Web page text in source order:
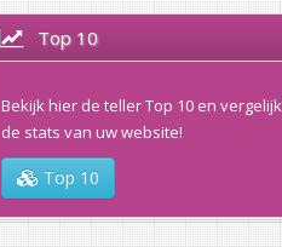
Top 10
Bekijk hier de teller Top 10 en vergelijk
de stats van uw website!
Top 10